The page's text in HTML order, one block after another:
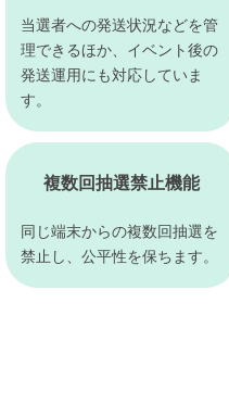
当選者への発送状況などを管
理できるほか、イベント後の
発送運用にも対応していま
す。
複数回抽選禁止機能
同じ端末からの複数回抽選を
禁止し、公平性を保ちます。